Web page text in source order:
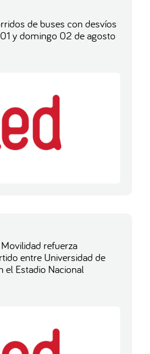
de buses con desvíos
y domingo 02 de agosto
refuerza
entre Universidad de
el Estadio Nacional